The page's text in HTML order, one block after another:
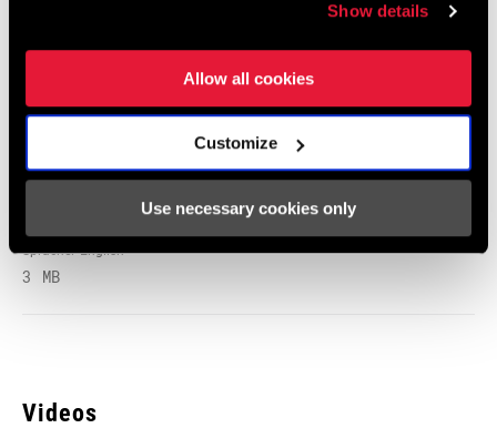
Show details
Allow all cookies
Customize
Use necessary cookies only
Spezifikationen für den Rahmen
Specifications for Road and MTB
Sprache: English
3 MB
Videos